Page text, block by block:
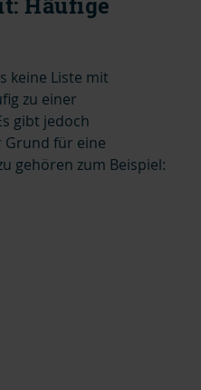
keine Liste mit
zu einer
gibt jedoch
Grund für eine
gehören zum Beispiel: